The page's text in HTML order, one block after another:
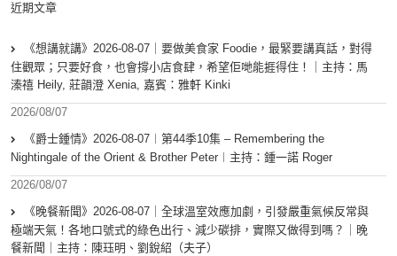
近期文章
《想講就講》2026-08-07｜要做美食家 Foodie，最緊要講真話，對得
住觀眾；只要好食，也會撐小店食肆，希望佢哋能捱得住！｜主持：馬
溱禧 Heily, 莊韻澄 Xenia, 嘉賓：雅軒 Kinki
2026/08/07
《爵士鍾情》2026-08-07︱第44季10集 – Remembering the
Nightingale of the Orient & Brother Peter︱主持：鍾一諾 Roger
2026/08/07
《晚餐新聞》2026-08-07｜全球溫室效應加劇，引發嚴重氣候反常與
極端天氣！各地口號式的綠色出行、減少碳排，實際又做得到嗎？｜晚
餐新聞｜主持：陳珏明、劉銳紹（夫子）